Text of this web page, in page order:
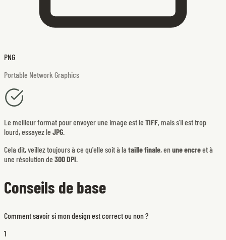
PNG
Portable Network Graphics
Le meilleur format pour envoyer une image est le TIFF, mais s'il est trop
lourd, essayez le JPG
Cela dit, veillez toujours à ce qu'elle soit à la taille finale, enune encreet à
une résolution de 300 DPI
Conseils de base
Comment savoir si mon design est correct ou non ?
1